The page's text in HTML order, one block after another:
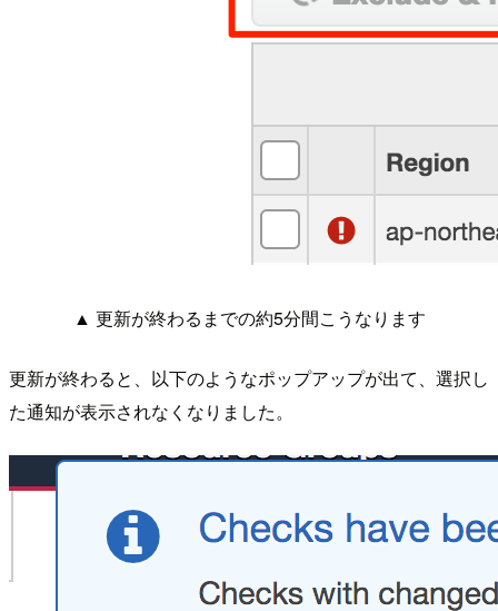
▲ 更新が終わるまでの約5分間こうなります
更新が終わると、以下のようなポップアップが出て、選択し
た通知が表示されなくなりました。